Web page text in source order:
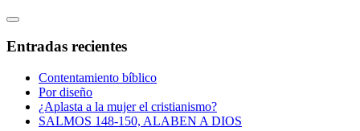
Entradas recientes
Contentamiento bíblico
Por diseño
¿Aplasta a la mujer el cristianismo?
SALMOS 148-150, ALABEN A DIOS